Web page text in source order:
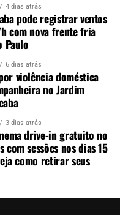
4 dias atrás
pode registrar ventos
com nova frente fria
Paulo
6 dias atrás
violência doméstica
no Jardim
3 dias atrás
drive-in gratuito no
com sessões nos dias 15
como retirar seus